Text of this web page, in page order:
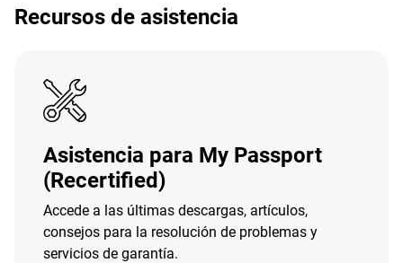
Recursos de asistencia
Asistencia para My Passport
(Recertified)
Accede a las últimas descargas, artículos,
consejos para la resolución de problemas y
servicios de garantía.